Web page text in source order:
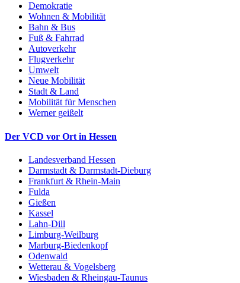
Demokratie
Wohnen & Mobilität
Bahn & Bus
Fuß & Fahrrad
Autoverkehr
Flugverkehr
Umwelt
Neue Mobilität
Stadt & Land
Mobilität für Menschen
Werner geißelt
Der VCD vor Ort in Hessen
Landesverband Hessen
Darmstadt & Darmstadt-Dieburg
Frankfurt & Rhein-Main
Fulda
Gießen
Kassel
Lahn-Dill
Limburg-Weilburg
Marburg-Biedenkopf
Odenwald
Wetterau & Vogelsberg
Wiesbaden & Rheingau-Taunus